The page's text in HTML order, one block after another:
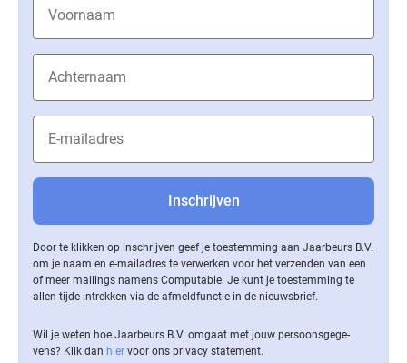
Door te klikken op inschrijven geef je toestemming aan Jaarbeurs B.V.
om je naam en e-mailadres te verwerken voor het verzenden van een
of meer mailings namens Computable. Je kunt je toestemming te
allen tijde intrekken via de af­meld­func­tie in de nieuwsbrief.
Wil je weten hoe Jaarbeurs B.V. omgaat met jouw per­soons­ge­ge­
vens? Klik dan hier voor ons privacy statement.